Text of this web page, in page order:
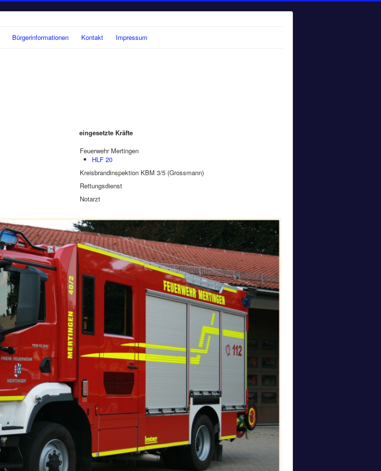
Bürgerinformationen Kontakt Impressum
eingesetzte Kräfte
Feuerwehr Mertingen
HLF 20
Kreisbrandinspektion KBM 3/5 (Grossmann)
Rettungsdienst
Notarzt